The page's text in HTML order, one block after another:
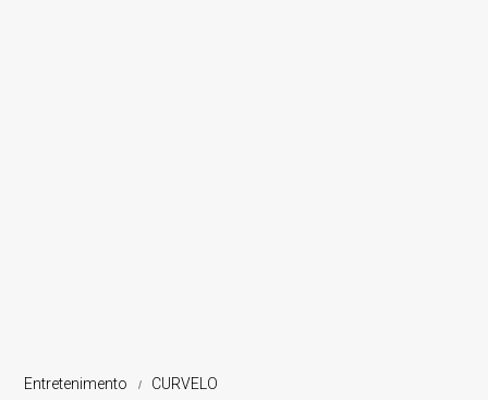
Entretenimento CURVELO